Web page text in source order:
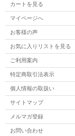
カートを見る
マイページへ
お客様の声
お気に入りリストを見る
ご利用案内
特定商取引法表示
個人情報の取扱い
サイトマップ
メルマガ登録
お問い合わせ